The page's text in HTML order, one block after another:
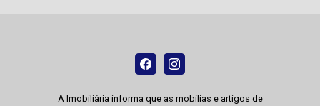
A Imobiliária informa que as mobílias e artigos de